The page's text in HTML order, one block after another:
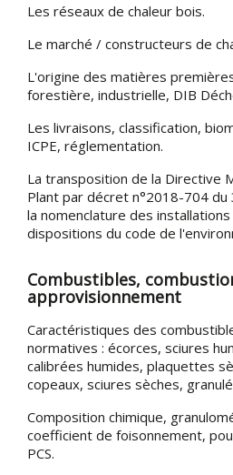
Les réseaux de chaleur bois.
Le marché / constructeurs de
L'origine des matières
forestière, industrielle, DIB
Les livraisons, classification,
ICPE, réglementation.
La transposition de la Directive
Plant par décret n°2018-704
la nomenclature des
dispositions du code de
Combustibles,
approvisionnement
Caractéristiques des
normatives : écorces, sciures
calibrées humides, plaquettes
copeaux, sciures sèches,
Composition chimique,
coefficient de foisonnement,
PCS.